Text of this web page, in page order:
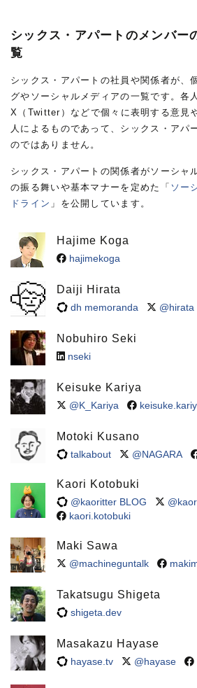
シックス・アパートのメンバー
覧
シックス・アパートの社員や関係者が、
グやソーシャルメディアの一覧です。各
X（Twitter）などで個々に表明する意見
人によるものであって、シックス・アパ
のではありません。
シックス・アパートの関係者がソーシャ
の振る舞いや基本マナーを定めた「 ソー
ドライン 」を公開しています。
Hajime Koga
hajimekoga
Daiji Hirata
dh memoranda @hirata
Nobuhiro Seki
nseki
Keisuke Kariya
@K_Kariya
Motoki Kusano
talkabout @NAGARA
Kaori Kotobuki
@kaoritter BLOG
kaori.kotobuki
Maki Sawa
@machineguntalk
Takatsugu Shigeta
shigeta.dev
Masakazu Hayase
hayase.tv @hayase